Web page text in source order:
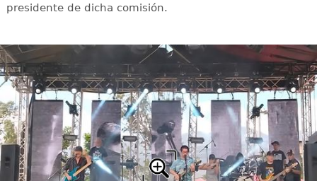
presidente de dicha comisión.